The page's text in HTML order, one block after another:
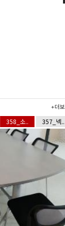
+더
358_소.. 357_넥..